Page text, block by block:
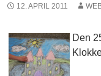
12. APRIL 2011
Den